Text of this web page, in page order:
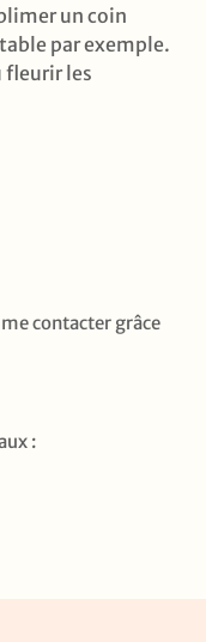
un coin
par exemple.
fleurir les
contacter grâce
: